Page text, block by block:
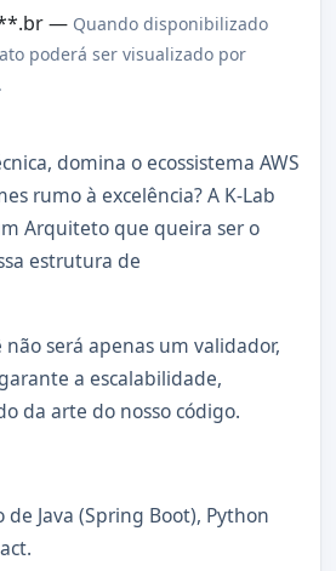
— Quando disponibilizado
poderá ser visualizado por
.
domina o ecossistema AWS
rumo à excelência? A K-Lab
Arquiteto que queira ser o
estrutura de
não será apenas um validador,
a escalabilidade,
da arte do nosso código.
de Java (Spring Boot), Python